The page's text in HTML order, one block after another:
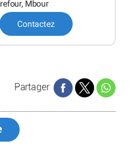
Mbour
Contactez
Partager